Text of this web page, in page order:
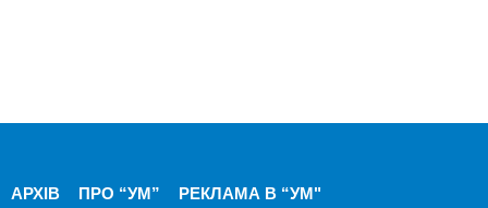
АРХІВ ПРО “УМ” РЕКЛАМА В “УМ"